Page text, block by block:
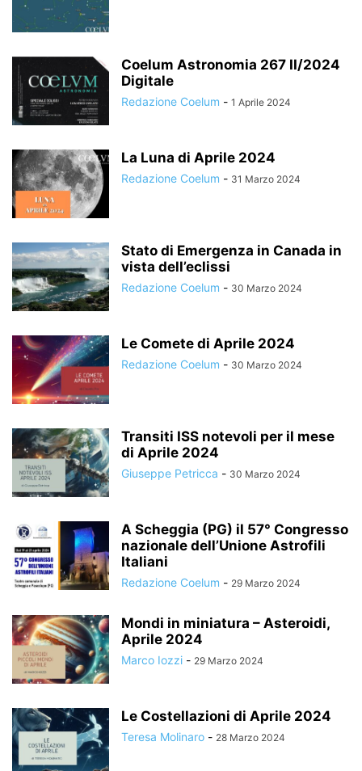
Coelum Astronomia 267 II/2024
Digitale
Redazione Coelum - 1 Aprile 2024
La Luna di Aprile 2024
Redazione Coelum - 31 Marzo 2024
Stato di Emergenza in Canada in
vista dell’eclissi
Redazione Coelum - 30 Marzo 2024
Le Comete di Aprile 2024
Redazione Coelum - 30 Marzo 2024
Transiti ISS notevoli per il mese
di Aprile 2024
Giuseppe Petricca - 30 Marzo 2024
A Scheggia (PG) il 57° Congresso
nazionale dell’Unione Astrofili
Italiani
Redazione Coelum - 29 Marzo 2024
Mondi in miniatura – Asteroidi,
Aprile 2024
Marco Iozzi - 29 Marzo 2024
Le Costellazioni di Aprile 2024
Teresa Molinaro - 28 Marzo 2024